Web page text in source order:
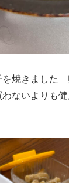
を焼きまし
ないよりも